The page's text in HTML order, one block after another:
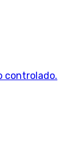
controlado.